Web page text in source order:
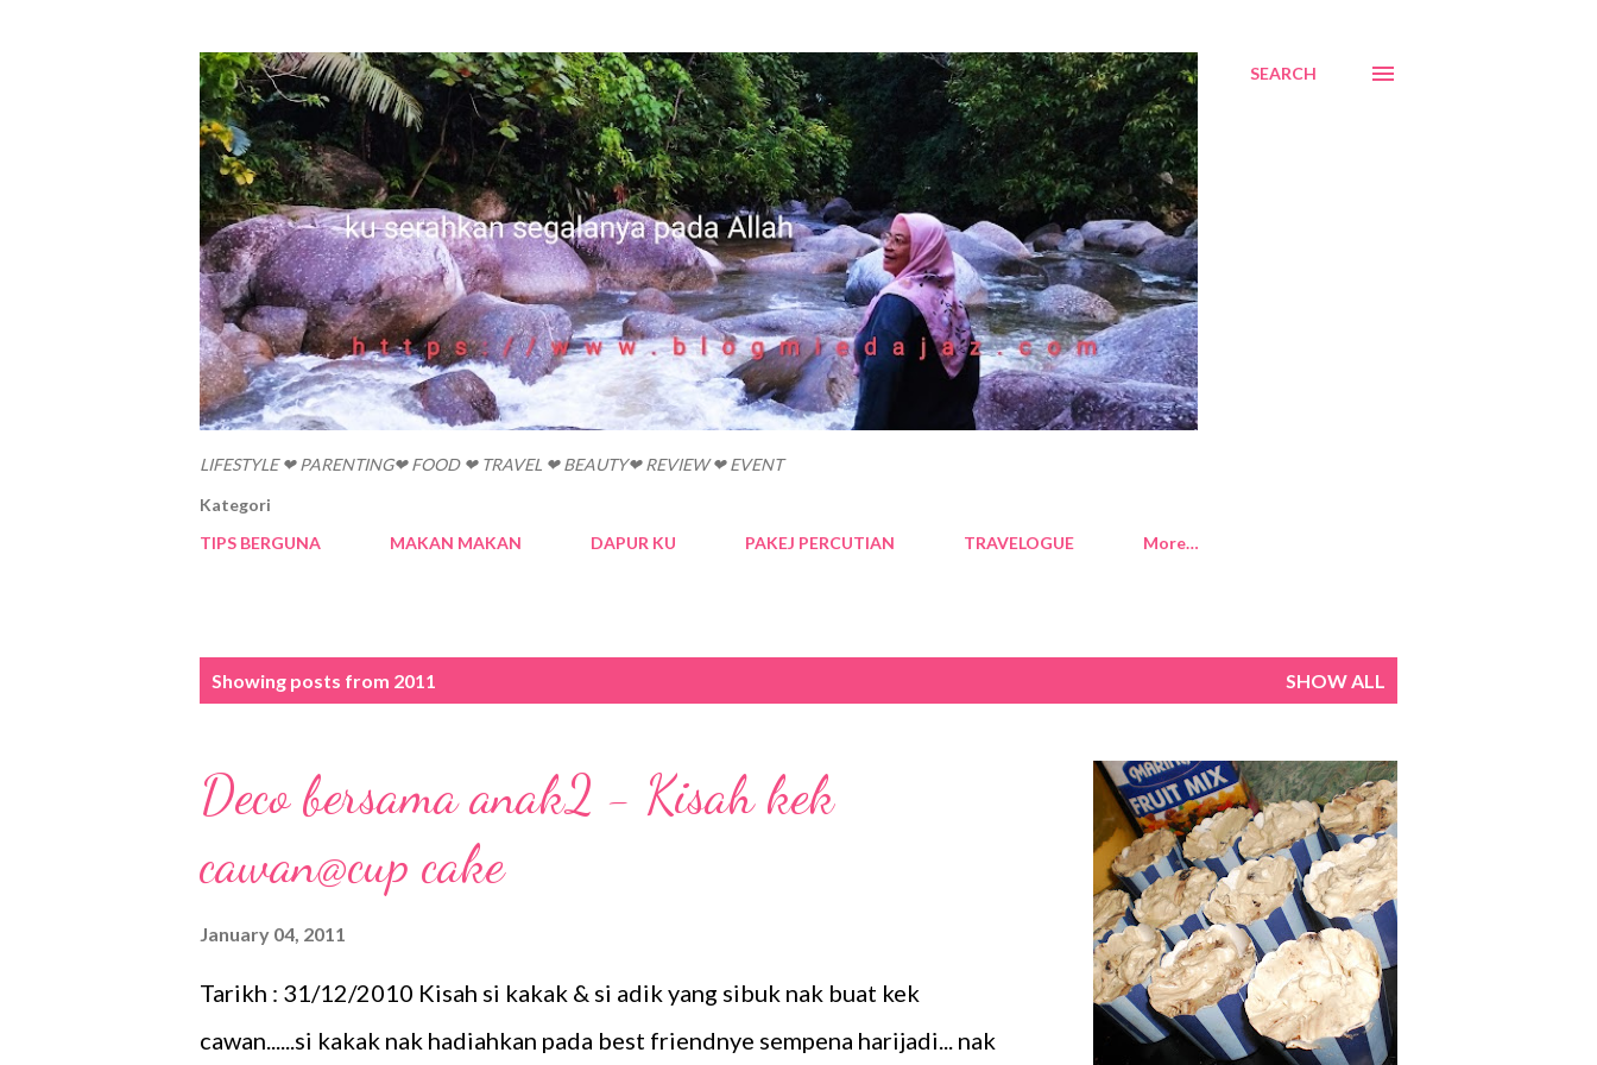
LIFESTYLE ❤ PARENTING❤ FOOD ❤ TRAVEL ❤ BEAUTY❤ REVIEW ❤ EVENT
SEARCH
Kategori
TIPS BERGUNA
MAKAN MAKAN DAPUR KU PAKEJ PERCUTIAN TRAVELOGUE More…
Showing posts from 2011 SHOW ALL
Deco bersama anak2 - Kisah kek
cawan@cup cake
January 04, 2011
Tarikh : 31/12/2010 Kisah si kakak & si adik yang sibuk nak buat kek
cawan......si kakak nak hadiahkan pada best friendnye sempena harijadi... nak